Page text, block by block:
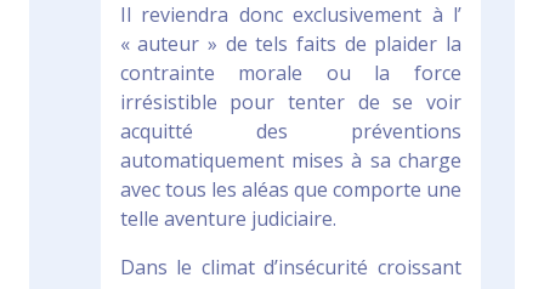
Il reviendra donc exclusivement à l’
« auteur » de tels faits de plaider la
contrainte morale ou la force
irrésistible pour tenter de se voir
acquitté des préventions
automatiquement mises à sa charge
avec tous les aléas que comporte une
telle aventure judiciaire.
Dans le climat d’insécurité croissant